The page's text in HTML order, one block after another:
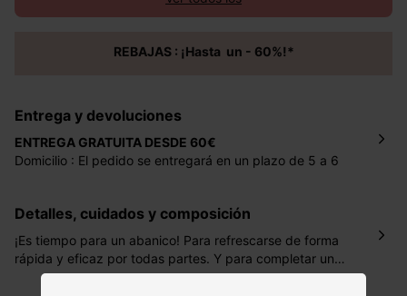
REBAJAS : ¡Hasta un - 60%!*
Entrega y devoluciones
ENTREGA GRATUITA DESDE 60€
Domicilio : El pedido se entregará en un plazo de 5 a 6
Mondial Relay : El pedido se entregará en un plazo de 5
días laborales en el punto de recogida indicado con un
precio de 3 € (envío a España) y de 4,50 € (envío a
Portugal) por pedidos inferiores a 60 €.
Detalles, cuidados y composición
¡Es tiempo para un abanico! Para refrescarse de forma
rápida y eficaz por todas partes. Y para completar un
look con un pequeño toque divertido. Nos gusta el